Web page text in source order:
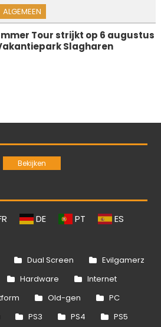
ALGEMEEN
Tour strijkt op 6 augustus
Slagharen
DE PT ES
Dual Screen
Evilgamerz
Hardware
Internet
Old-gen
PC
PS3 PS4 PS5